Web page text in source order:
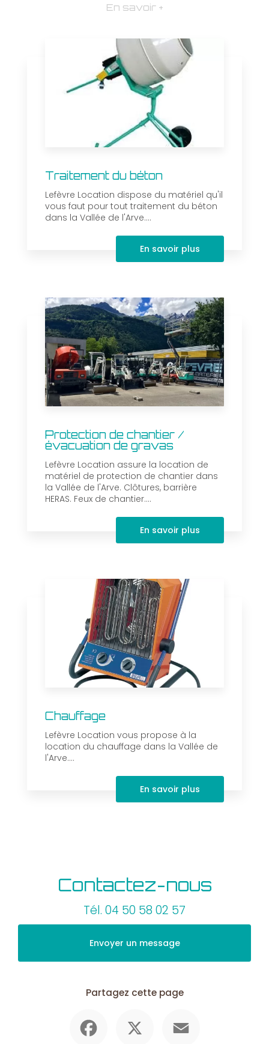
En savoir +
Traitement du béton
Lefèvre Location dispose du matériel qu'il
vous faut pour tout traitement du béton
dans la Vallée de l'Arve....
En savoir plus
Protection de chantier /
évacuation de gravas
Lefèvre Location assure la location de
matériel de protection de chantier dans
la Vallée de l'Arve. Clôtures, barrière
HERAS. Feux de chantier....
En savoir plus
Chauffage
Lefèvre Location vous propose à la
location du chauffage dans la Vallée de
l'Arve....
En savoir plus
Contactez-nous
Tél. 04 50 58 02 57
Envoyer un message
Partagez cette page